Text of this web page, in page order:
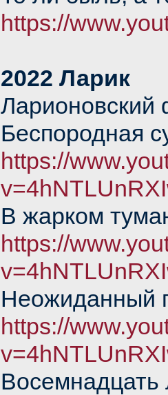
https://
2022 Ларик
Ларионовский
Беспородная
https://
В жарком
https://
Неожиданный
https://